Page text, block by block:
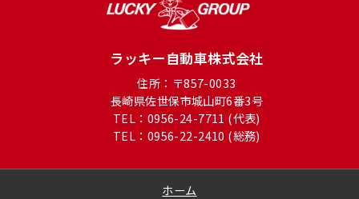
ラッキー自動車株式会社
住所：〒857-0033
長崎県佐世保市城山町6番3号
TEL：0956-24-7711 (代表)
TEL：0956-22-2410 (総務)
ホーム